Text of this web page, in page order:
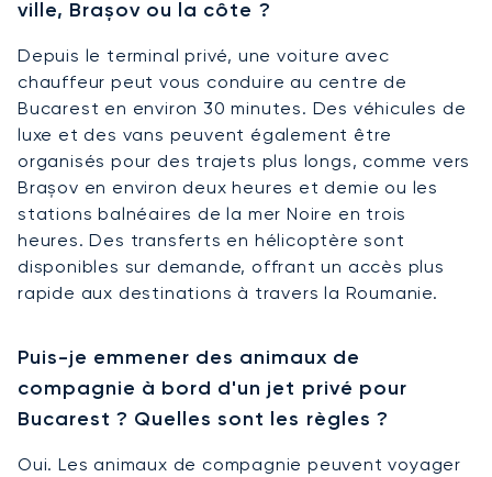
ville, Brașov ou la côte ?
Depuis le terminal privé, une voiture avec
chauffeur peut vous conduire au centre de
Bucarest en environ 30 minutes. Des véhicules de
luxe et des vans peuvent également être
organisés pour des trajets plus longs, comme vers
Brașov en environ deux heures et demie ou les
stations balnéaires de la mer Noire en trois
heures. Des transferts en hélicoptère sont
disponibles sur demande, offrant un accès plus
rapide aux destinations à travers la Roumanie.
Puis-je emmener des animaux de
compagnie à bord d'un jet privé pour
Bucarest ? Quelles sont les règles ?
Oui. Les animaux de compagnie peuvent voyager